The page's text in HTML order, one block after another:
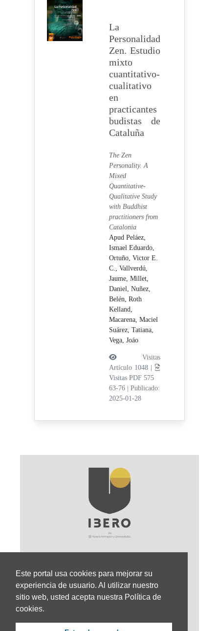
Este portal usa cookies para mejorar su
experiencia de usuario. Al utilizar nuestro
sitio web, usted acepta nuestra Política de
cookies.
La
Personalidad
Zen. Estudio
mixto
cuantitativo-
cualitativo
en
practicantes
budistas de
Cataluña
The Zen
Personality. A
Mixed
Quantitative-
Qualitative Study
with Buddhist
practitioners from
Catalonia
Apud Peláez,
Ismael Eduardo,
Ortuño, Victor E.
C., Vallverdú,
Jaume, Millet,
Daniel, Nuñez,
Belén, Roth
Kelland,
Macarena, Maciel
Suárez, Tatiana,
Vega, Joáo
Visitas
Artículo 1048 |
Visitas PDF 575
63-76
Publicado:
2025-01-28
Sede Principal
Calle 67 #5-27; Bogotá, Colombia.